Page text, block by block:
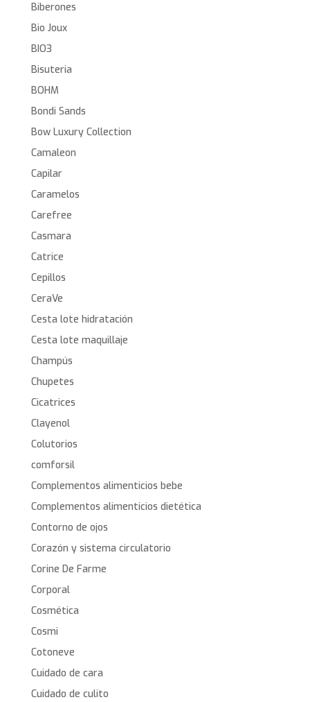
Biberones
Bio Joux
BIO3
Bisuteria
BOHM
Bondi Sands
Bow Luxury Collection
Camaleon
Capilar
Caramelos
Carefree
Casmara
Catrice
Cepillos
CeraVe
Cesta lote hidratación
Cesta lote maquillaje
Champús
Chupetes
Cicatrices
Clayenol
Colutorios
comforsil
Complementos alimenticios bebe
Complementos alimenticios dietética
Contorno de ojos
Corazón y sistema circulatorio
Corine De Farme
Corporal
Cosmética
Cosmi
Cotoneve
Cuidado de cara
Cuidado de culito